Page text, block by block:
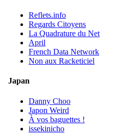
Reflets.info
Regards Citoyens
La Quadrature du Net
April
French Data Network
Non aux Racketiciel
Japan
Danny Choo
Japon Weird
À vos baguettes !
issekinicho